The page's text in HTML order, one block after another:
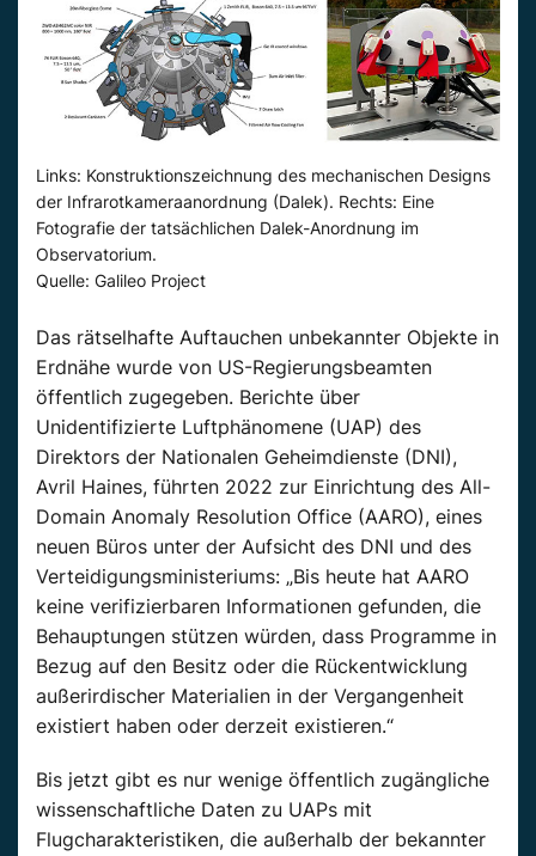
Links: Konstruktionszeichnung des mechanischen Designs
der Infrarotkameraanordnung (Dalek). Rechts: Eine
Fotografie der tatsächlichen Dalek-Anordnung im
Observatorium.
Quelle: Galileo Project
Das rätselhafte Auftauchen unbekannter Objekte in
Erdnähe wurde von US-Regierungsbeamten
öffentlich zugegeben. Berichte über
Unidentifizierte Luftphänomene (UAP) des
Direktors der Nationalen Geheimdienste (DNI),
Avril Haines, führten 2022 zur Einrichtung des All-
Domain Anomaly Resolution Office (AARO), eines
neuen Büros unter der Aufsicht des DNI und des
Verteidigungsministeriums: „Bis heute hat AARO
keine verifizierbaren Informationen gefunden, die
Behauptungen stützen würden, dass Programme in
Bezug auf den Besitz oder die Rückentwicklung
außerirdischer Materialien in der Vergangenheit
existiert haben oder derzeit existieren.“
Bis jetzt gibt es nur wenige öffentlich zugängliche
wissenschaftliche Daten zu UAPs mit
Flugcharakteristiken, die außerhalb der bekannter